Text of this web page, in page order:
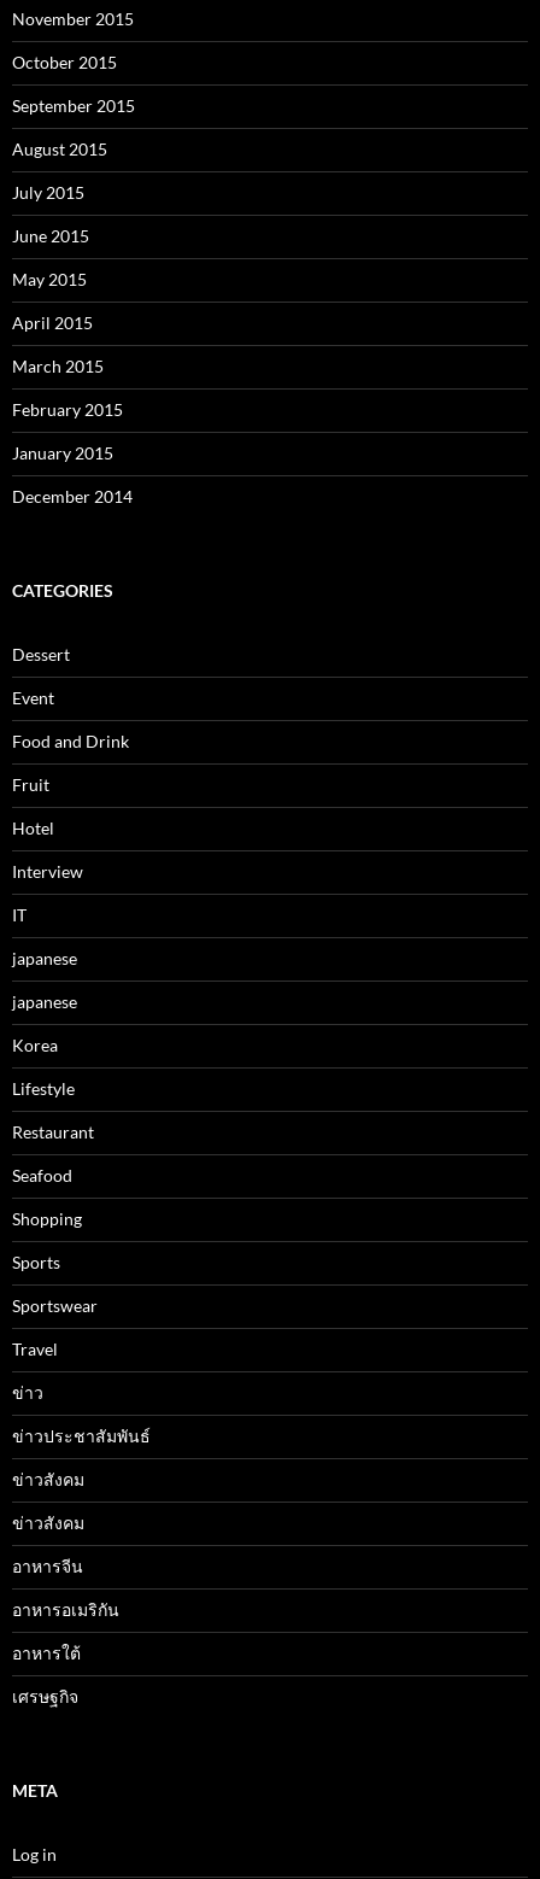
November 2015
October 2015
September 2015
August 2015
July 2015
June 2015
May 2015
April 2015
March 2015
February 2015
January 2015
December 2014
CATEGORIES
Dessert
Event
Food and Drink
Fruit
Hotel
Interview
IT
japanese
japanese
Korea
Lifestyle
Restaurant
Seafood
Shopping
Sports
Sportswear
Travel
ข่าว
ข่าวประชาสัมพันธ์
ข่าวสังคม
ข่าวสังคม
อาหารจีน
อาหารอเมริกัน
อาหารใต้
เศรษฐกิจ
META
Log in